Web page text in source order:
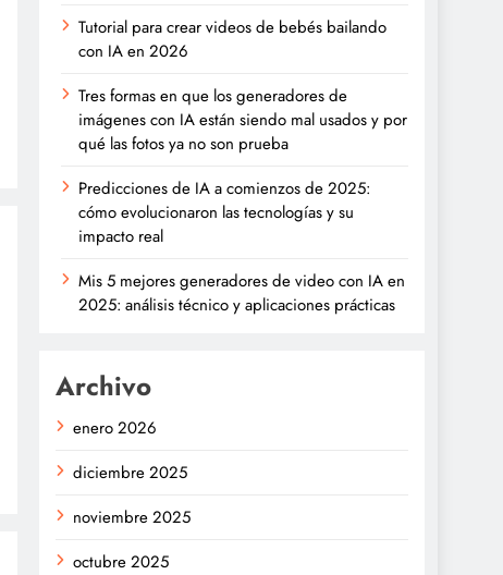
Tutorial para crear videos de bebés bailando
con IA en 2026
Tres formas en que los generadores de
imágenes con IA están siendo mal usados y por
qué las fotos ya no son prueba
Predicciones de IA a comienzos de 2025:
cómo evolucionaron las tecnologías y su
impacto real
Mis 5 mejores generadores de video con IA en
2025: análisis técnico y aplicaciones prácticas
Archivo
enero 2026
diciembre 2025
noviembre 2025
octubre 2025